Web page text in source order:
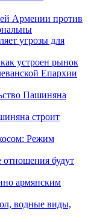
Армении против
угрозы для
устроен рынок
Епархии
Пашиняна
строит
Режим
будут
армянским
водные виды,